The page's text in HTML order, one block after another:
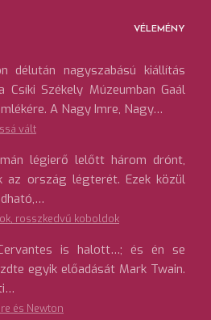
VÉLEMÉNY
délután nagyszabású kiállítás
Csíki Székely Múzeumban Gaál
A Nagy Imre, Nagy…
vált
légierő lelőtt három drónt,
az ország légterét. Ezek közül
rosszkedvű koboldok
is halott…; és én se
egyik előadását Mark Twain.
és Newton